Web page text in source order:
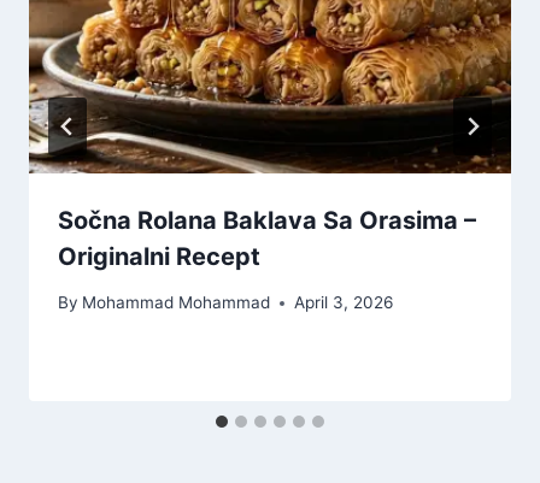
Sočna Rolana Baklava Sa Orasima –
Originalni Recept
By Mohammad Mohammad April 3, 2026